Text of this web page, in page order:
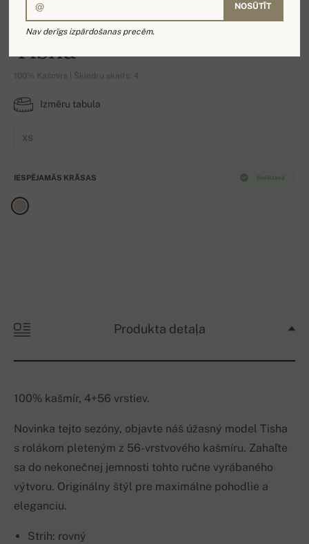
Tisha
100% Kašmirs | Šķiedru skaits: 4
Izmēru tabula
XS
Noliktavā
IESPĒJAMĀS KRĀSAS
Produkta detaļa
100% kašmír, 4+56 vrstiev.
Novinka tejto sezóny, objavte náš úžasný model Tisha
s rolákom pleteným z 56-vrstvového kašmíru. Zahaľte
sa do nekonečnej jemnosti tohto ručne vyrábaného
výtvoru. Originálny štýl pre maximálne pohodlie a
eleganciu.
Strih: rovný
NOSŪTĪT
Nav derīgs izpārdošanas precēm.